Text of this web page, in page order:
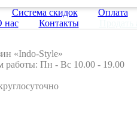
Система скидок
Оплата
нас Контакты
«Indo-Style»
работы: Пн - Вс 10.00 - 19.00